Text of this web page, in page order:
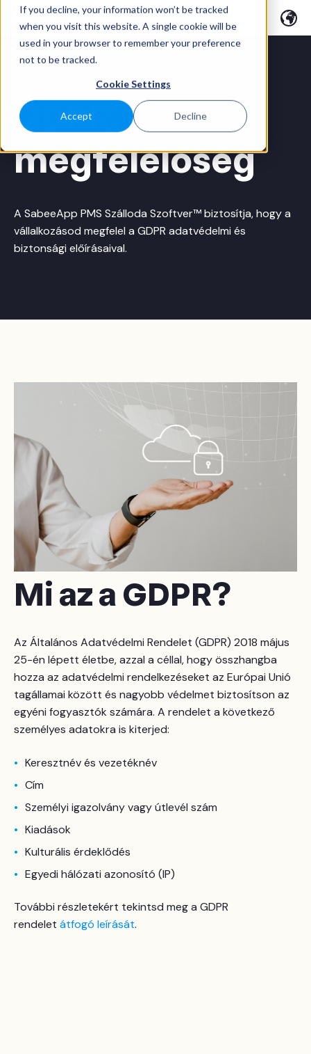
If you decline, your information won’t be tracked
when you visit this website. A single cookie will be
used in your browser to remember your preference
not to be tracked.
Cookie Settings
Accept Decline
GDPR
megfelelőség
A SabeeApp PMS Szálloda Szoftver™ biztosítja, hogy a
vállalkozásod megfelel a GDPR adatvédelmi és
biztonsági előírásaival.
Mi az a GDPR?
Az Általános Adatvédelmi Rendelet (GDPR) 2018 május
25-én lépett életbe, azzal a céllal, hogy összhangba
hozza az adatvédelmi rendelkezéseket az Európai Unió
tagállamai között és nagyobb védelmet biztosítson az
egyéni fogyasztók számára. A rendelet a következő
személyes adatokra is kiterjed:
Keresztnév és vezetéknév
Cím
Személyi igazolvány vagy útlevél szám
Kiadások
Kulturális érdeklődés
Egyedi hálózati azonosító (IP)
További részletekért tekintsd meg a GDPR
rendelet átfogó leírását.